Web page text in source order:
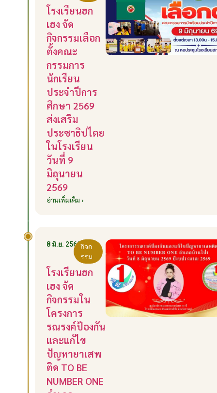
โรงเรียนฮก
เฮง จัด
กิจกรรมเลือก
ตั้งคณะ
กรรมการ
นักเรียน
ประจำปีการ
ศึกษา 2569
ส่งเสริม
ประชาธิปไตย
ในโรงเรียน
วันที่ 9
มิถุนายน
2569
อ่านเพิ่มเติม ›
8 มิ.ย. 2569กิจก
รรม
โรงเรียนฮก
เฮง จัด
กิจกรรมใน
โครงการ
รณรงค์ป้องกัน
และแก้ไข
ปัญหายาเสพ
ติด TO BE
NUMBER ONE